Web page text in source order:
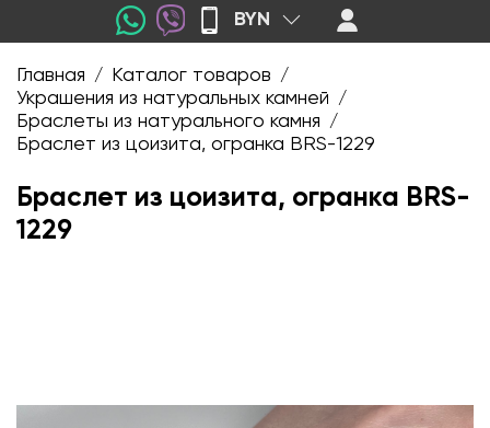
BYN
Главная / Каталог товаров /
Украшения из натуральных камней /
Браслеты из натурального камня /
Браслет из цоизита, огранка BRS-1229
Браслет из цоизита, огранка BRS-
1229